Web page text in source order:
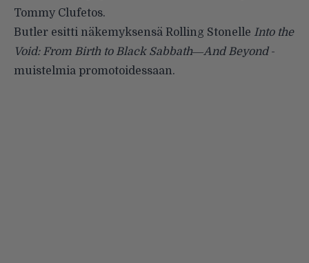
Tommy Clufetos.
Butler esitti näkemyksensä Rolling Stonelle Into the
Void: From Birth to Black Sabbath―And Beyond-
muistelmia promotoidessaan.